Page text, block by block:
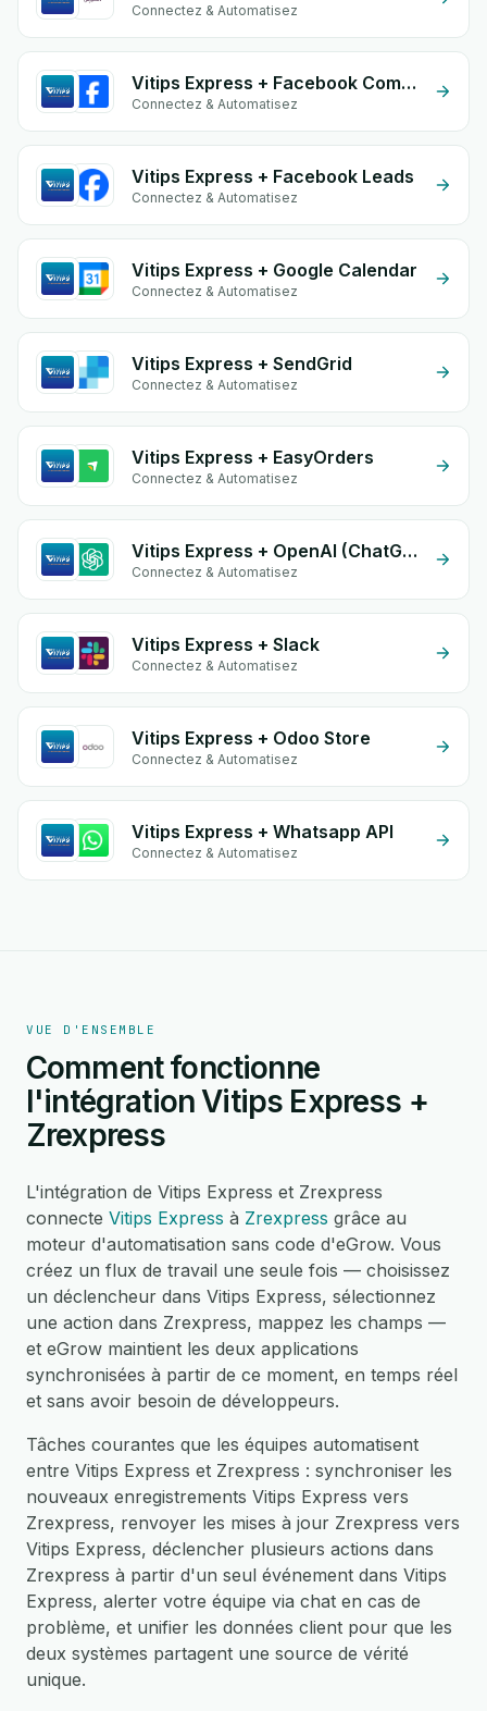
Connectez & Automatisez
Vitips Express + Facebook Commerce
Connectez & Automatisez
Vitips Express + Facebook Leads
Connectez & Automatisez
Vitips Express + Google Calendar
Connectez & Automatisez
Vitips Express + SendGrid
Connectez & Automatisez
Vitips Express + EasyOrders
Connectez & Automatisez
Vitips Express + OpenAI (ChatGPT)
Connectez & Automatisez
Vitips Express + Slack
Connectez & Automatisez
Vitips Express + Odoo Store
Connectez & Automatisez
Vitips Express + Whatsapp API
Connectez & Automatisez
VUE D'ENSEMBLE
Comment fonctionne
l'intégration Vitips Express +
Zrexpress
L'intégration de Vitips Express et Zrexpress
connecte Vitips Express à Zrexpress grâce au
moteur d'automatisation sans code d'eGrow. Vous
créez un flux de travail une seule fois — choisissez
un déclencheur dans Vitips Express, sélectionnez
une action dans Zrexpress, mappez les champs —
et eGrow maintient les deux applications
synchronisées à partir de ce moment, en temps réel
et sans avoir besoin de développeurs.
Tâches courantes que les équipes automatisent
entre Vitips Express et Zrexpress : synchroniser les
nouveaux enregistrements Vitips Express vers
Zrexpress, renvoyer les mises à jour Zrexpress vers
Vitips Express, déclencher plusieurs actions dans
Zrexpress à partir d'un seul événement dans Vitips
Express, alerter votre équipe via chat en cas de
problème, et unifier les données client pour que les
deux systèmes partagent une source de vérité
unique.